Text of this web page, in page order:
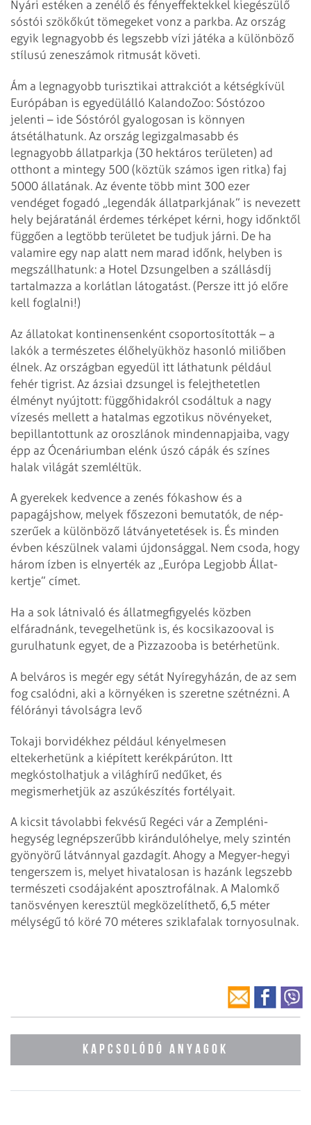
Nyári estéken a zenélő és fényeffektekkel kiegészülő
sóstói szökőkút tömegeket vonz a parkba. Az ország
egyik legnagyobb és legszebb vízi játéka a különböző
stílusú zeneszámok ritmusát követi.
Ám a legnagyobb turisztikai attrakciót a kétségkívül
Európában is egyedülálló KalandoZoo: Sóstózoo
jelenti – ide Sóstóról gyalogosan is könnyen
átsétálhatunk. Az ország legizgalmasabb és
legnagyobb állatparkja (30 hektáros területen) ad
otthont a mintegy 500 (köztük számos igen ritka) faj
5000 állatának. Az évente több mint 300 ezer
vendéget fogadó „legendák állatparkjának” is nevezett
hely bejáratánál érdemes térképet kérni, hogy időnktől
függően a legtöbb területet be tudjuk járni. De ha
valamire egy nap alatt nem marad időnk, helyben is
megszállhatunk: a Hotel Dzsungelben a szállásdíj
tartalmazza a korlátlan látogatást. (Persze itt jó előre
kell foglalni!)
Az állatokat kontinensenként csoportosították – a
lakók a természetes élőhelyükhöz hasonló miliőben
élnek. Az országban egyedül itt láthatunk például
fehér tigrist. Az ázsiai dzsungel is felejthetetlen
élményt nyújtott: függőhidakról csodáltuk a nagy
vízesés mellett a hatalmas eg­zotikus növényeket,
bepillantottunk az oroszlánok mindennapjaiba, vagy
épp az Ócenáriumban elénk úszó cápák és színes
halak világát szemléltük.
A gyerekek kedvence a zenés fókashow és a
papagájshow, me­­lyek főszezoni bemutatók, de nép­
szerűek a különböző látvány­ete­tések is. És minden
évben ké­szülnek valami újdonsággal. Nem csoda, hogy
három ízben is el­nyerték az „Európa Legjobb Állat­
kertje” címet.
Ha a sok látnivaló és állatmegfigyelés közben
elfáradnánk, teve­gelhetünk is, és kocsikazooval is
gurulhatunk egyet, de a Pizzazooba is betérhetünk.
A belváros is megér egy sétát Nyíregyházán, de az sem
fog csalódni, aki a környéken is szeretne szétnézni. A
félórányi távolságra le­vő
Tokaji borvidékhez például kényelmesen
eltekerhetünk a kiépített kerékpárúton. Itt
megkóstolhatjuk a világhírű nedűket, és
megismerhetjük az aszúkészítés fortélyait.
A kicsit távolabbi fekvésű Regéci vár a Zempléni-
hegység legnépszerűbb kirándulóhelye, mely szintén
gyönyörű látvánnyal gazdagít. Ahogy a Megyer-hegyi
tengerszem is, melyet hivatalosan is hazánk legszebb
természeti csodájaként aposztrofálnak. A Malomkő
tanösvényen keresztül megközelíthető, 6,5 méter
mélységű tó köré 70 méteres sziklafalak tornyosulnak.
KAPCSOLÓDÓ ANYAGOK